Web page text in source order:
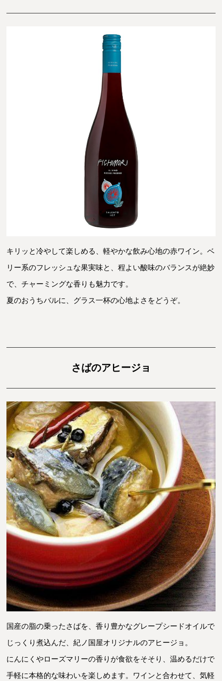
キリッと冷やして楽しめる、軽やかな飲み心地の赤ワイン。ベ
リー系のフレッシュな果実味と、程よい酸味のバランスが絶妙
で、チャーミングな香りも魅力です。
夏のおうちバルに、グラス一杯の心地よさをどうぞ。
さばのアヒージョ
国産の脂の乗ったさばを、香り豊かなグレープシードオイルで
じっくり煮込んだ、紀ノ国屋オリジナルのアヒージョ。
にんにくやローズマリーの香りが食欲をそそり、温めるだけで
手軽に本格的な味わいを楽しめます。ワインと合わせて、気軽